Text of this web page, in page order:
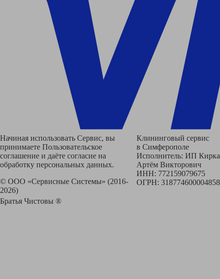
Начиная использовать Сервис, вы
принимаете Пользовательское
соглашение и даёте согласие на
обработку персональных данных.
© ООО «Сервисные Системы» (2016-
2026)
Братья Чистовы ®
Клининговый сервис
в Симферополе
Исполнитель: ИП Кирка
Артём Викторович
ИНН: 772159079675
ОГРН: 318774600004858